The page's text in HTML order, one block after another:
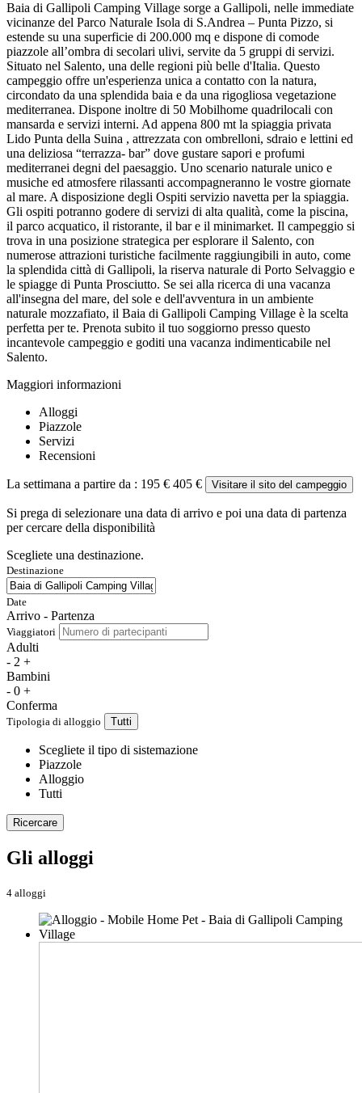
Baia di Gallipoli Camping Village sorge a Gallipoli, nelle immediate
vicinanze del Parco Naturale Isola di S.Andrea – Punta Pizzo, si
estende su una superficie di 200.000 mq e dispone di comode
piazzole all’ombra di secolari ulivi, servite da 5 gruppi di servizi.
Situato nel Salento, una delle regioni più belle d'Italia. Questo
campeggio offre un'esperienza unica a contatto con la natura,
circondato da una splendida baia e da una rigogliosa vegetazione
mediterranea. Dispone inoltre di 50 Mobilhome quadrilocali con
mansarda e servizi interni. Ad appena 800 mt la spiaggia privata
Lido Punta della Suina , attrezzata con ombrelloni, sdraio e lettini ed
una deliziosa “terrazza- bar” dove gustare sapori e profumi
mediterranei degni del paesaggio. Uno scenario naturale unico e
musiche ed atmosfere rilassanti accompagneranno le vostre giornate
al mare. A disposizione degli Ospiti servizio navetta per la spiaggia.
Gli ospiti potranno godere di servizi di alta qualità, come la piscina,
il parco acquatico, il ristorante, il bar e il minimarket. Il campeggio si
trova in una posizione strategica per esplorare il Salento, con
numerose attrazioni turistiche facilmente raggiungibili in auto, come
la splendida città di Gallipoli, la riserva naturale di Porto Selvaggio e
le spiagge di Punta Prosciutto. Se sei alla ricerca di una vacanza
all'insegna del mare, del sole e dell'avventura in un ambiente
naturale mozzafiato, il Baia di Gallipoli Camping Village è la scelta
perfetta per te. Prenota subito il tuo soggiorno presso questo
incantevole campeggio e goditi una vacanza indimenticabile nel
Salento.
Maggiori informazioni
Alloggi
Piazzole
Servizi
Recensioni
La settimana a partire da : 195 € 405 € Visitare il sito del campeggio
Si prega di selezionare una data di arrivo e poi una data di partenza
per cercare della disponibilità
Scegliete una destinazione.
Destinazione
Date
Arrivo - Partenza
Viaggiatori
Adulti
- 2 +
Bambini
- 0 +
Conferma
Tipologia di alloggio Tutti
Scegliete il tipo di sistemazione
Piazzole
Alloggio
Tutti
Ricercare
Gli alloggi
4 alloggi